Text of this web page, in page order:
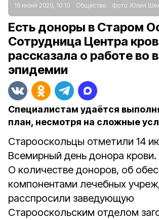
16 июня 2020, 10:10 Общество Фото: Юлия
Есть доноры в Старом
Сотрудница Центра
рассказала о работе во
эпидемии
Специалистам удаётся
план, несмотря на сложные
Старооскольцы отметили 14
Всемирный день донора крови.
О количестве доноров, об
компонентами лечебных
расспросили заведующую
Старооскольским отделом